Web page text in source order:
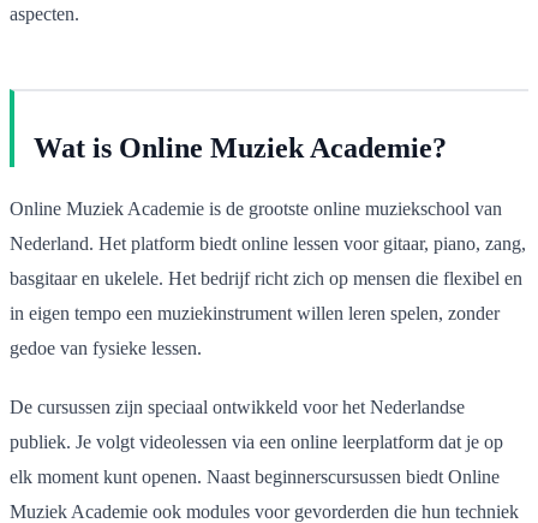
aspecten.
Wat is Online Muziek Academie?
Online Muziek Academie is de grootste online muziekschool van
Nederland. Het platform biedt online lessen voor gitaar, piano, zang,
basgitaar en ukelele. Het bedrijf richt zich op mensen die flexibel en
in eigen tempo een muziekinstrument willen leren spelen, zonder
gedoe van fysieke lessen.
De cursussen zijn speciaal ontwikkeld voor het Nederlandse
publiek. Je volgt videolessen via een online leerplatform dat je op
elk moment kunt openen. Naast beginnerscursussen biedt Online
Muziek Academie ook modules voor gevorderden die hun techniek